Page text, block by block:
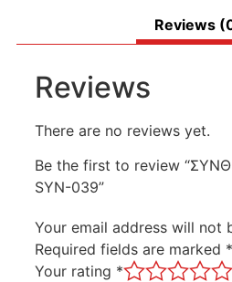
Reviews
Reviews
There are no reviews yet.
Be the first to review
SYN-039”
Your email address will not
Required fields are marked *
Your rating *